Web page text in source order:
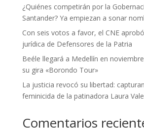
¿Quiénes competirán por la
Santander? Ya empiezan a sonar
Con seis votos a favor, el CNE
jurídica de Defensores de la Patria
Beéle llegará a Medellín en
su gira «Borondo Tour»
La justicia revocó su libertad:
feminicida de la patinadora Laura
Comentarios